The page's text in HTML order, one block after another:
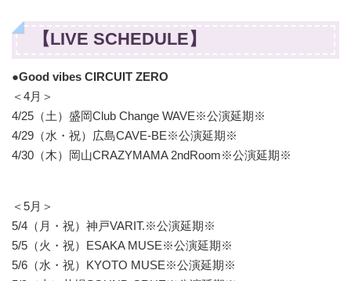
【LIVE SCHEDULE】
●Good vibes CIRCUIT ZERO
＜4月＞
4/25（土）盛岡Club Change WAVE※公演延期※
4/29（水・祝）広島CAVE-BE※公演延期※
4/30（木）岡山CRAZYMAMA 2ndRoom※公演延期※
＜5月＞
5/4（月・祝）神戸VARIT.※公演延期※
5/5（火・祝）ESAKA MUSE※公演延期※
5/6（水・祝）KYOTO MUSE※公演延期※